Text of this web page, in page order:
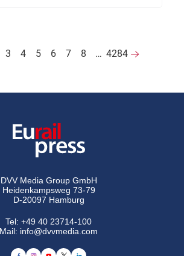
3 4 5 6 7 8 … 4284
DVV Media Group GmbH
Heidenkampsweg 73-79
D-20097 Hamburg
Tel:+49 40 23714-100
Mail: info@dvvmedia.com